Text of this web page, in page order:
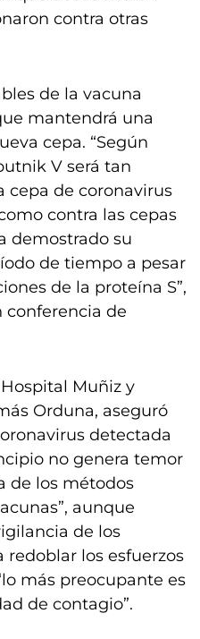
contra otras
de la vacuna
mantendrá una
cepa. “Según
V será tan
cepa de coronavirus
contra las cepas
demostrado su
de tiempo a pesar
de la proteína S”,
de
Muñiz y
Orduna, aseguró
detectada
no genera temor
de los métodos
aunque
de los
redoblar los esfuerzos
más preocupante es
de contagio”.